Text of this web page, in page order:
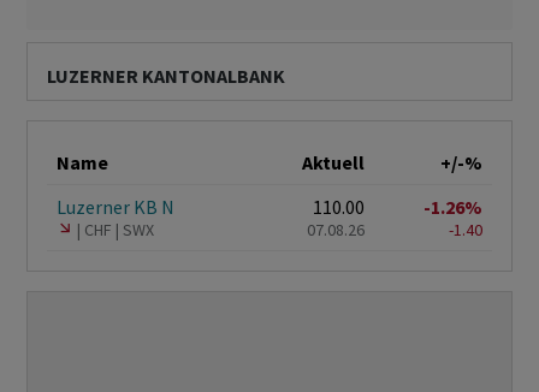
LUZERNER KANTONALBANK
Name Aktuell
+/-%
Luzerner KB N
CHF SWX
110.00
07.08.26
-1.26%
-1.40